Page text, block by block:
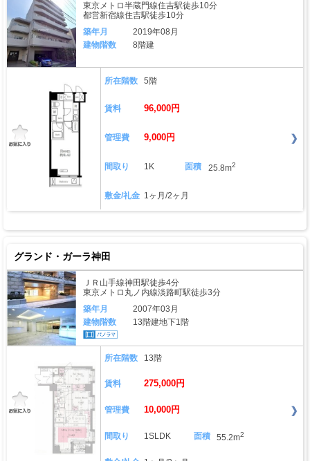
東京メトロ半蔵門線住吉駅徒歩10分
都営新宿線住吉駅徒歩10分
築年月
2019年08月
建物階数
8階建
所在階数 5階
賃料 96,000円
管理費 9,000円
間取り 1K 面積 25.8m2
敷金/礼金 1ヶ月/2ヶ月
グランド・ガーラ神田
ＪＲ山手線神田駅徒歩4分
東京メトロ丸ノ内線淡路町駅徒歩3分
築年月
2007年03月
建物階数
13階建地下1階
所在階数 13階
賃料 275,000円
管理費 10,000円
間取り 1SLDK 面積 55.2m2